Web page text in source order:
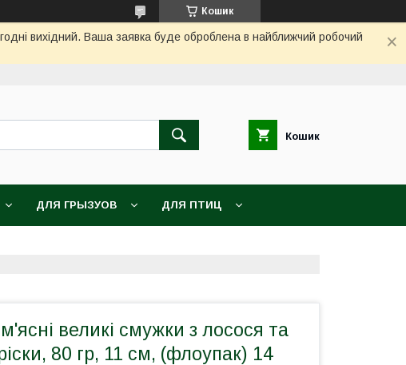
Кошик
вихідний. Ваша заявка буде оброблена в найближчий робочий
Кошик
ДЛЯ ГРЫЗУОВ ДЛЯ ПТИЦ
великі смужки з лосося та
80 гр, 11 см, (флоупак) 14